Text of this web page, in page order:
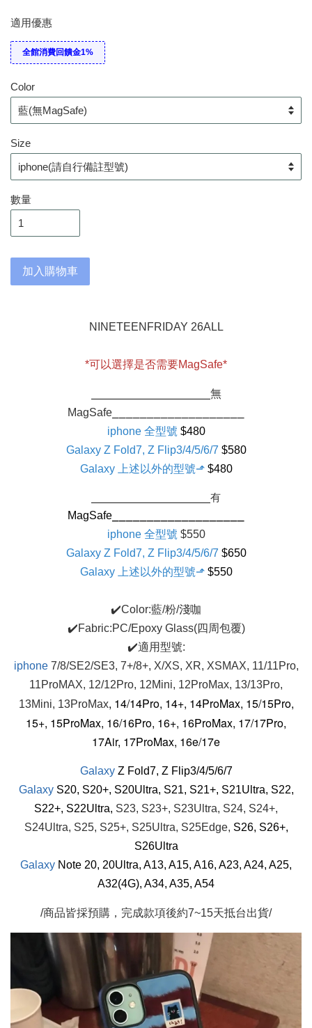
適用優惠
全館消費回饋金1%
Color
Size
數量
加入購物車
NINETEENFRIDAY 26ALL
*可以選擇是否需要MagSafe*
無
MagSafe⎯⎯⎯⎯⎯⎯⎯⎯⎯⎯⎯⎯⎯⎯⎯⎯⎯⎯⎯
iphone 全型號 $480
Galaxy Z Fold7, Z Flip3/4/5/6/7 $580
Galaxy 上述以外的型號⬏ $480
⎯⎯⎯⎯⎯⎯⎯⎯⎯⎯⎯⎯⎯⎯⎯⎯⎯⎯⎯有
MagSafe
iphone 全型號 $550
Galaxy Z Fold7, Z Flip3/4/5/6/7 $650
Galaxy 上述以外的型號⬏ $550
✔️Color:藍/粉/淺咖
✔️Fabric:PC/Epoxy Glass(四周包覆)
✔️適用型號:
iphone 7/8/SE2/SE3, 7+/8+, X/XS, XR, XSMAX, 11/11Pro,
11ProMAX, 12/12Pro, 12Mini, 12ProMax, 13/13Pro,
13Mini, 13ProMax, 14/14Pro, 14+, 14ProMax, 15/15Pro,
15+, 15ProMax, 16/16Pro, 16+, 16ProMax, 17/17Pro,
17Air, 17ProMax, 16e/17e
Galaxy Z Fold7, Z Flip3/4/5/6/7
Galaxy S20, S20+, S20Ultra, S21, S21+, S21Ultra, S22,
S22+, S22Ultra, S23, S23+, S23Ultra, S24, S24+,
S24Ultra, S25, S25+, S25Ultra, S25Edge, S26, S26+,
S26Ultra
Galaxy Note 20, 20Ultra, A13, A15, A16, A23, A24, A25,
A32(4G), A34, A35, A54
/商品皆採預購，完成款項後約7~15天抵台出貨/